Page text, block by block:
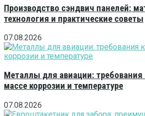
Производство сэндвич панелей:
технология и практические советы
07.08.2026
Металлы для авиации: требования
массе коррозии и температуре
07.08.2026